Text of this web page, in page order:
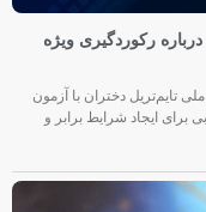
رکوردگیری ویژه
تایم‌تریل دختران با آزمون
ایجاد شرایط برابر و